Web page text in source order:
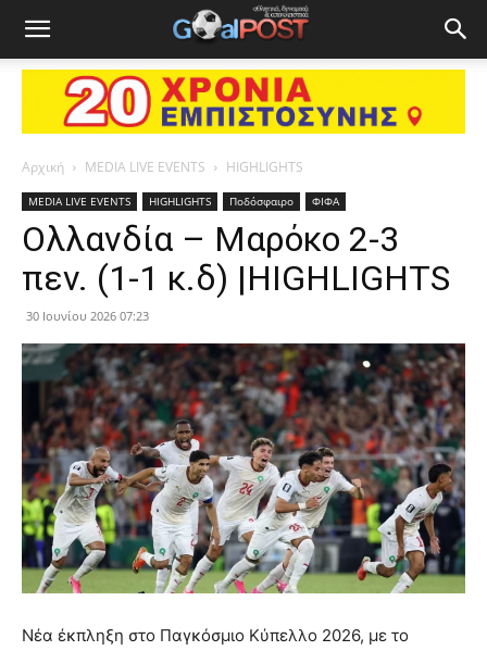
Αρχική MEDIA LIVE EVENTS HIGHLIGHTS
MEDIA LIVE EVENTS HIGHLIGHTS Ποδόσφαιρο ΦΙΦΑ
Ολλανδία – Μαρόκο 2-3
πεν. (1-1 κ.δ) |HIGHLIGHTS
30 Ιουνίου 2026 07:23
Νέα έκπληξη στο Παγκόσμιο Κύπελλο 2026, με το